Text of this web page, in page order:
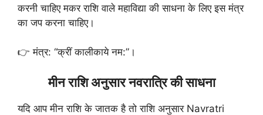
करनी चाहिए मकर राशि वाले महाविद्या की साधना के लिए इस मंत्र
का जप करना चाहिए।
👉 मंत्र: “क्रीं कालीकाये नम:”।
मीन राशि अनुसार नवरात्रि की साधना
यदि आप मीन राशि के जातक है तो राशि अनुसार Navratri